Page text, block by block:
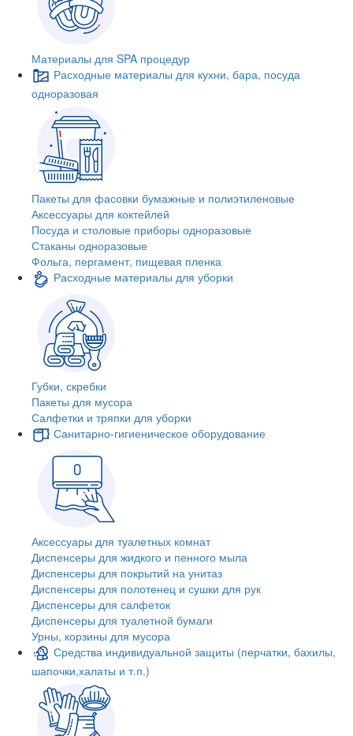
Материалы для SPA процедур
Расходные материалы для кухни, бара, посуда
одноразовая
Пакеты для фасовки бумажные и полиэтиленовые
Аксессуары для коктейлей
Посуда и столовые приборы одноразовые
Стаканы одноразовые
Фольга, пергамент, пищевая пленка
Расходные материалы для уборки
Губки, скребки
Пакеты для мусора
Салфетки и тряпки для уборки
Санитарно-гигиеническое оборудование
Аксессуары для туалетных комнат
Диспенсеры для жидкого и пенного мыла
Диспенсеры для покрытий на унитаз
Диспенсеры для полотенец и сушки для рук
Диспенсеры для салфеток
Диспенсеры для туалетной бумаги
Урны, корзины для мусора
Средства индивидуальной защиты (перчатки, бахилы,
шапочки,халаты и т.п.)